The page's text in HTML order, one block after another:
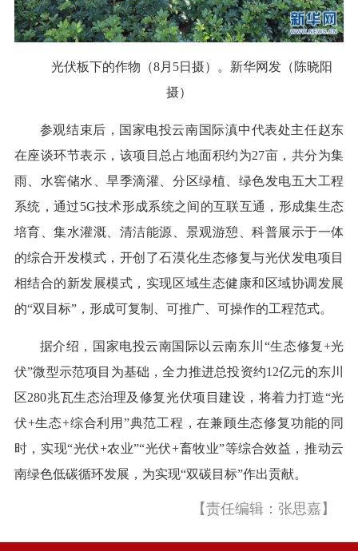
光伏板下的作物（8月5日摄）。新华网发（陈晓阳
摄）
参观结束后，国家电投云南国际滇中代表处主任赵东
在座谈环节表示，该项目总占地面积约为27亩，共分为集
雨、水窖储水、旱季滴灌、分区绿植、绿色发电五大工程
系统，通过5G技术形成系统之间的互联互通，形成集生态
培育、集水灌溉、清洁能源、景观游憩、科普展示于一体
的综合开发模式，开创了石漠化生态修复与光伏发电项目
相结合的新发展模式，实现区域生态健康和区域协调发展
的“双目标”，形成可复制、可推广、可操作的工程范式。
据介绍，国家电投云南国际以云南东川“生态修复+光
伏”微型示范项目为基础，全力推进总投资约12亿元的东川
区280兆瓦生态治理及修复光伏项目建设，将着力打造“光
伏+生态+综合利用”典范工程，在兼顾生态修复功能的同
时，实现“光伏+农业”“光伏+畜牧业”等综合效益，推动云
南绿色低碳循环发展，为实现“双碳目标”作出贡献。
【责任编辑：张思嘉】